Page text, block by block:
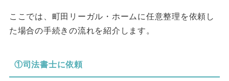
ここでは、町田リーガル・ホームに任意整理を依頼し
た場合の手続きの流れを紹介します。
①司法書士に依頼